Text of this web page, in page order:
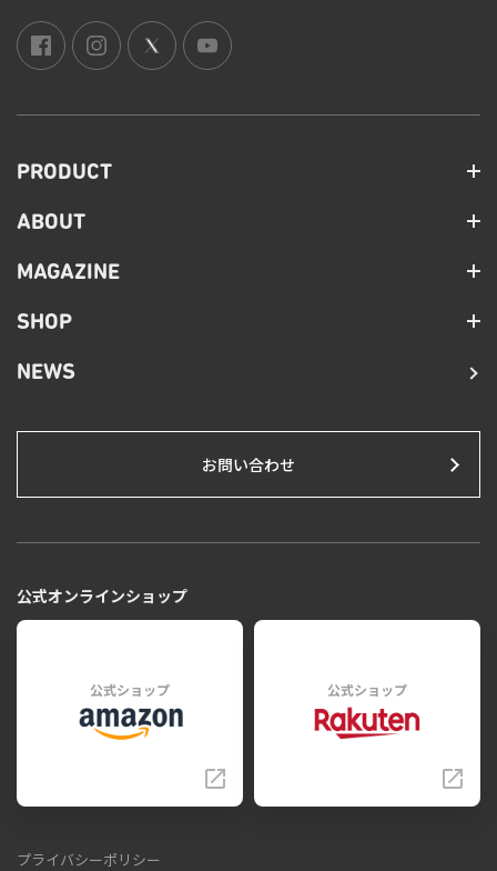
PRODUCT
ABOUT
MAGAZINE
SHOP
NEWS
お問い合わせ
公式オンラインショップ
公式ショップ 公式ショップ
プライバシーポリシー